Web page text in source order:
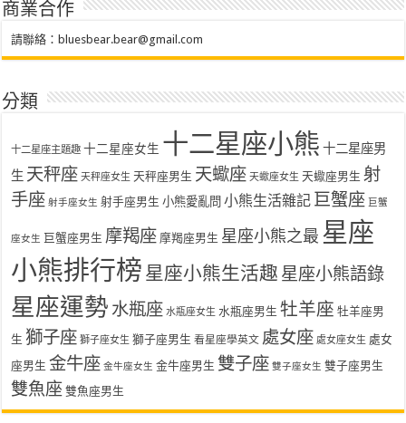
商業合作
請聯絡：bluesbear.bear@gmail.com
分類
十二星座主題趣 十二星座女生 十二星座小熊 十二星座男
生 天秤座 天秤座女生 天秤座男生 天蠍座 天蠍座女生 天蠍座男生 射
手座 射手座女生 射手座男生 小熊愛亂問 小熊生活雜記 巨蟹座 巨蟹
座女生 巨蟹座男生 摩羯座 摩羯座男生 星座小熊之最 星座
小熊排行榜 星座小熊生活趣 星座小熊語錄
星座運勢 水瓶座 水瓶座女生 水瓶座男生 牡羊座 牡羊座男
生 獅子座 獅子座女生 獅子座男生 看星座學英文 處女座 處女座女生 處女
座男生 金牛座 金牛座女生 金牛座男生 雙子座 雙子座女生 雙子座男生
雙魚座 雙魚座男生